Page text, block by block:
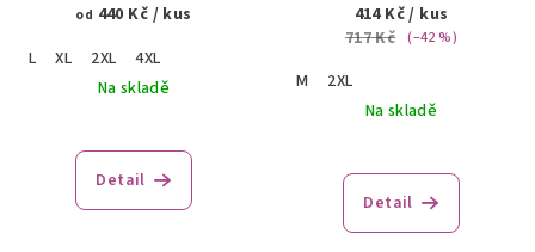
od 440 Kč / kus
L
XL 2XL
4XL
Na skladě
Detail
414 Kč/ kus
717 Kč (–42 %)
M
2XL
Na skladě
Detail